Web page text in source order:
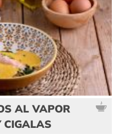
AL VAPOR
CIGALAS